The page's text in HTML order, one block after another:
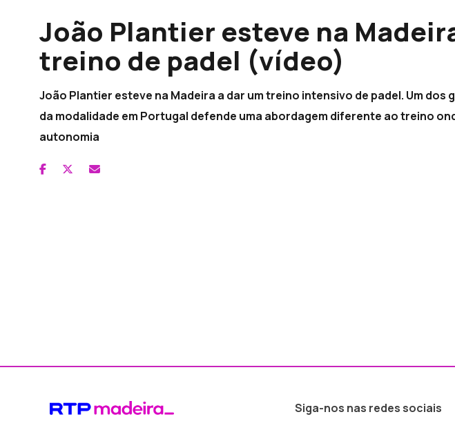
João Plantier esteve na
treino de padel (vídeo)
João Plantier esteve na Madeira a dar um treino intensivo de padel. Um dos
da modalidade em Portugal defende uma abordagem diferente ao treino
autonomia
Siga-nos nas redes sociais